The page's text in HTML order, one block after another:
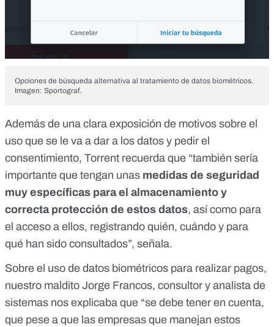
Opciones de búsqueda alternativa al tratamiento de datos biométricos.
Imagen: Sportograf.
Además de una clara exposición de motivos sobre el
uso que se le va a dar a los datos y pedir el
consentimiento, Torrent recuerda que “también sería
importante que tengan unas medidas de seguridad
muy específicas para el almacenamiento y
correcta protección de estos datos, así como para
el acceso a ellos, registrando quién, cuándo y para
qué han sido consultados”, señala.
Sobre el uso de datos biométricos para realizar pagos,
nuestro maldito Jorge Francos, consultor y analista de
sistemas nos explicaba que “se debe tener en cuenta,
que pese a que las empresas que manejan estos